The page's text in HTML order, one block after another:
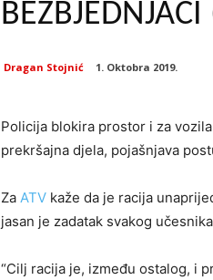
Dragan Stojnić 1. Oktobra 2019.
Policija blokira prostor i za
prekršajna djela, pojašnjava
Za ATV kaže da je racija
jasan je zadatak svakog
“Cilj racija je, između ostalog, i